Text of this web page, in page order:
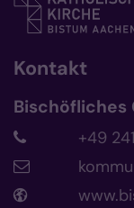
Kontakt
Bischöfliches
+49